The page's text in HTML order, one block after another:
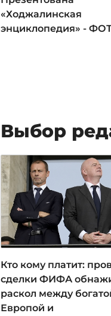
«Ходжалинская
энциклопедия» -
Выбор
Кто кому платит:
сделки ФИФА
раскол между
Европой и